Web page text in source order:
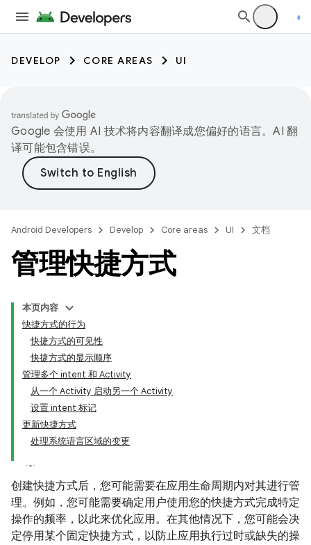
DEVELOP CORE AREAS UI
Google 会使用 AI 技术将内容翻译成您偏好的语言。AI 翻
译可能包含错误。
Android Developers Develop Core areas UI 文档
管理快捷方式
本页内容
快捷方式的行为
快捷方式的可见性
快捷方式的显示顺序
管理多个 intent 和 Activity
从一个 Activity 启动另一个 Activity
设置 intent 标记
更新快捷方式
处理系统语言区域的变更
创建快捷方式后，您可能需要在应用生命周期内对其进行管
理。例如，您可能需要确定用户使用您的快捷方式完成特定
操作的频率，以此来优化应用。在其他情况下，您可能会决
定停用某个固定快捷方式，以防止应用执行过时或缺失的操